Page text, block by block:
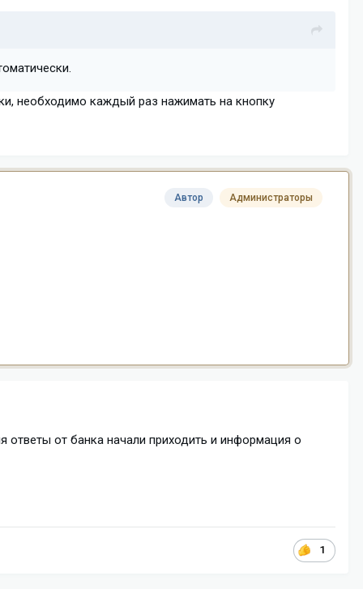
необходимо каждый раз нажимать на кнопку
Автор Администраторы
ответы от банка начали приходить и информация о
1